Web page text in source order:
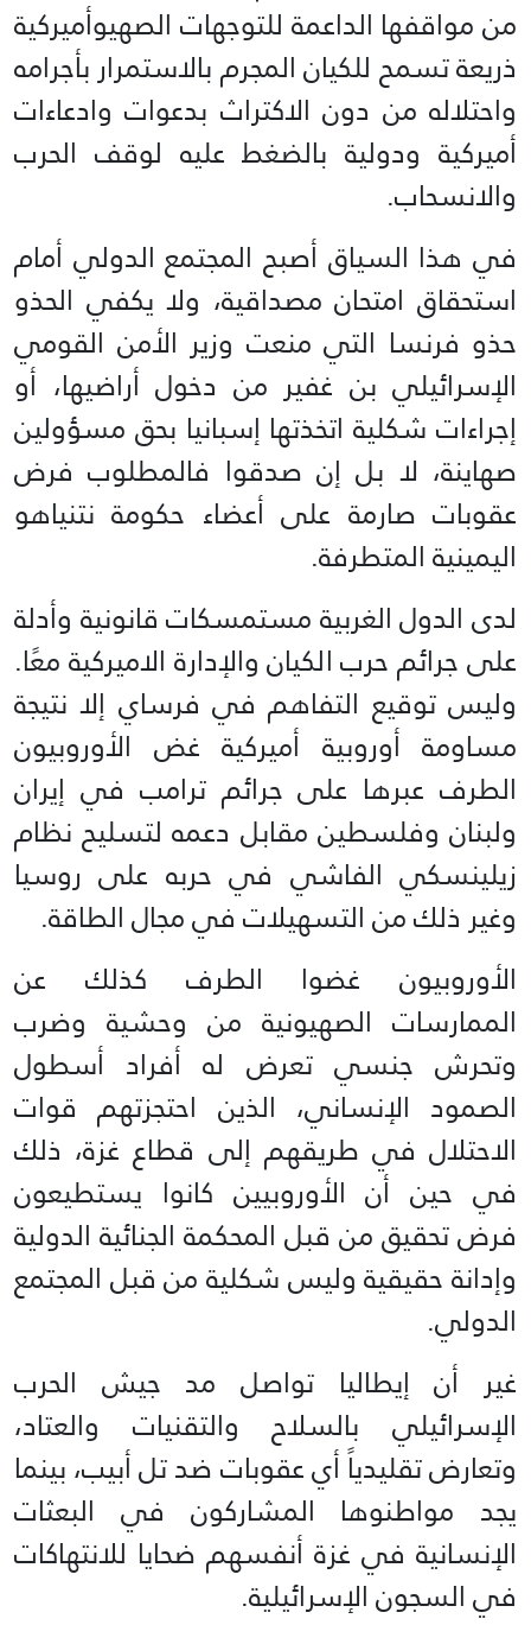
من مواقفها الداعمة للتوجهات الصهيوأميركية
ذريعة تسمح للكيان المجرم بالاستمرار بأجرامه
واحتلاله من دون الاكتراث بدعوات وادعاءات
أميركية ودولية بالضغط عليه لوقف الحرب
والانسحاب.
في هذا السياق أصبح المجتمع الدولي أمام
استحقاق امتحان مصداقية، ولا يكفي الحذو
حذو فرنسا التي منعت وزير الأمن القومي
الإسرائيلي بن غفير من دخول أراضيها، أو
إجراءات شكلية اتخذتها إسبانيا بحق مسؤولين
صهاينة، لا بل إن صدقوا فالمطلوب فرض
عقوبات صارمة على أعضاء حكومة نتنياهو
اليمينية المتطرفة.
لدى الدول الغربية مستمسكات قانونية وأدلة
على جرائم حرب الكيان والإدارة الاميركية معًا.
وليس توقيع التفاهم في فرساي إلا نتيجة
مساومة أوروبية أميركية غض الأوروبيون
الطرف عبرها على جرائم ترامب في إيران
ولبنان وفلسطين مقابل دعمه لتسليح نظام
زيلينسكي الفاشي في حربه على روسيا
وغير ذلك من التسهيلات في مجال الطاقة.
الأوروبيون غضوا الطرف كذلك عن
الممارسات الصهيونية من وحشية وضرب
وتحرش جنسي تعرض له أفراد أسطول
الصمود الإنساني، الذين احتجزتهم قوات
الاحتلال في طريقهم إلى قطاع غزة، ذلك
في حين أن الأوروبيين كانوا يستطيعون
فرض تحقيق من قبل المحكمة الجنائية الدولية
وإدانة حقيقية وليس شكلية من قبل المجتمع
الدولي.
غير أن إيطاليا تواصل مد جيش الحرب
الإسرائيلي بالسلاح والتقنيات والعتاد،
وتعارض تقليدياً أي عقوبات ضد تل أبيب، بينما
يجد مواطنوها المشاركون في البعثات
الإنسانية في غزة أنفسهم ضحايا للانتهاكات
في السجون الإسرائيلية.